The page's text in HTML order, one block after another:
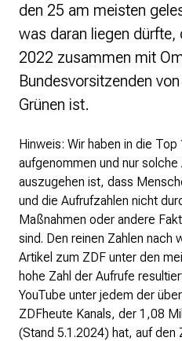
den 25 am meisten
was daran liegen
2022 zusammen mit
Bundesvorsitzenden
Grünen ist.
Hinweis: Wir haben in die Top
aufgenommen und nur
auszugehen ist, dass
und die Aufrufzahlen nicht
Maßnahmen oder andere
sind. Den reinen Zahlen nach
Artikel zum ZDF unter den
hohe Zahl der Aufrufe
YouTube unter jedem der
ZDFheute Kanals, der 1,08
(Stand 5.1.2024) hat, auf den